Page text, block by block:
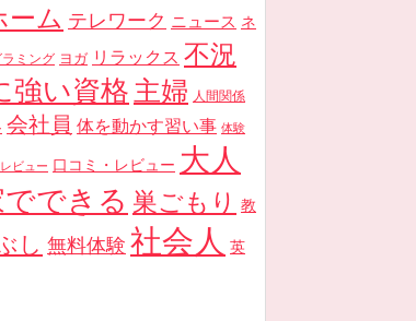
ーム テレワーク ニュース ネ
ミング ヨガ リラックス 不況
強い資格 主婦 人間関係
会社員 体を動かす習い事 体験
ビュー 口コミ・レビュー 大人
でできる 巣ごもり 教
し 無料体験 社会人
英